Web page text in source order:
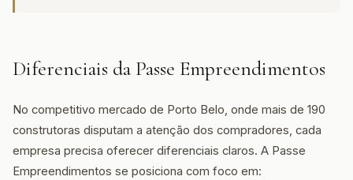
Diferenciais da Passe Empreendimentos
No competitivo mercado de Porto Belo, onde mais de 190
construtoras disputam a atenção dos compradores, cada
empresa precisa oferecer diferenciais claros. A Passe
Empreendimentos se posiciona com foco em: